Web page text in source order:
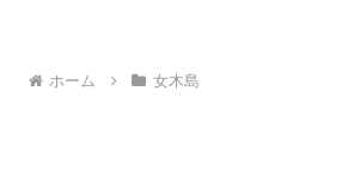
ホーム 女木島